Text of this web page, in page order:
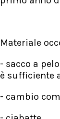
Materiale
- sacco a
è sufficiente
- cambio